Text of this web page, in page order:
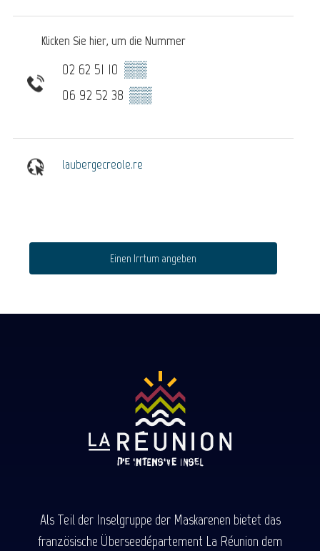
Klicken Sie hier, um die Nummer
02 62 51 10 ▒▒
06 92 52 38 ▒▒
laubergecreole.re
Einen Irrtum angeben
Als Teil der Inselgruppe der Maskarenen bietet das
französische Überseedépartement La Réunion dem